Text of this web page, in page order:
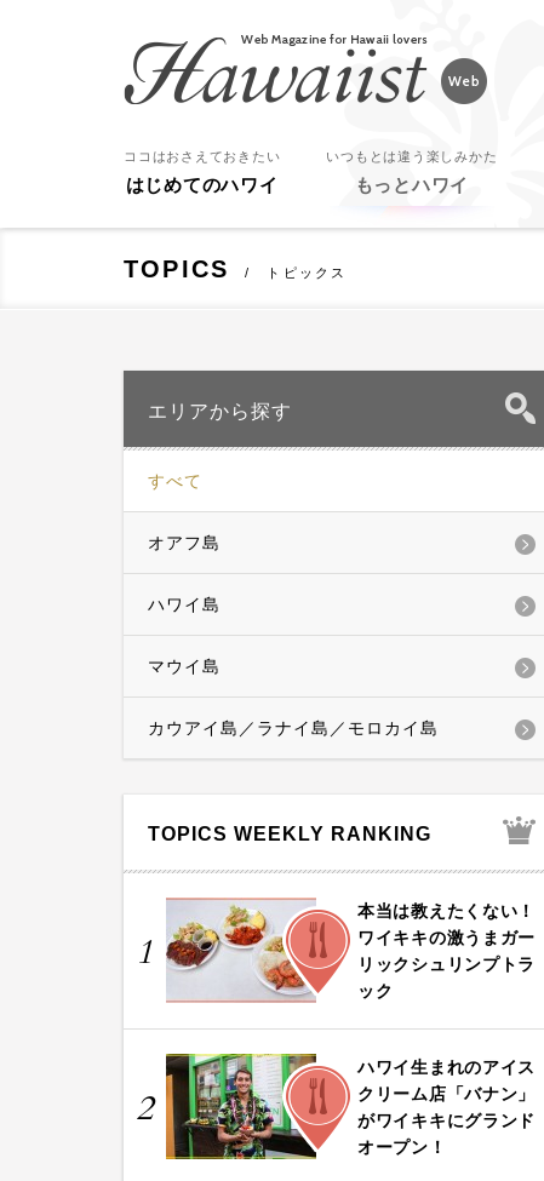
ココはおさえておきたい
はじめてのハワイ
いつもとは違う楽しみかた
もっとハワイ
TOPICS トピックス
エリアから探す
すべて
オアフ島
ハワイ島
マウイ島
カウアイ島／ラナイ島／モロカイ島
TOPICS WEEKLY RANKING
1
FOOD
本当は教えたくない！
ワイキキの激うまガー
リックシュリンプトラ
ック
2
FOOD
ハワイ生まれのアイス
クリーム店「バナン」
がワイキキにグランド
オープン！